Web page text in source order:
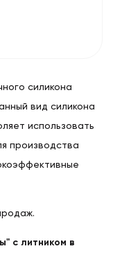
силикона
вид силикона
использовать
производства
с литником в